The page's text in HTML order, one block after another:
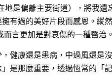
地是偏離主要街道），將我遺
有過的美好片段而感恩。縱
言更加是對哀傷的一種醫治。
健康還是患病，中過風還是
是那麼重要，透過恆常的「